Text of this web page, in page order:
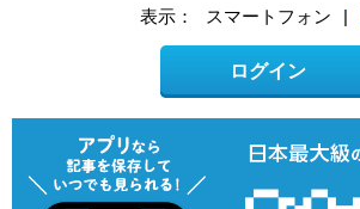
表示： スマートフォン |
ログイン